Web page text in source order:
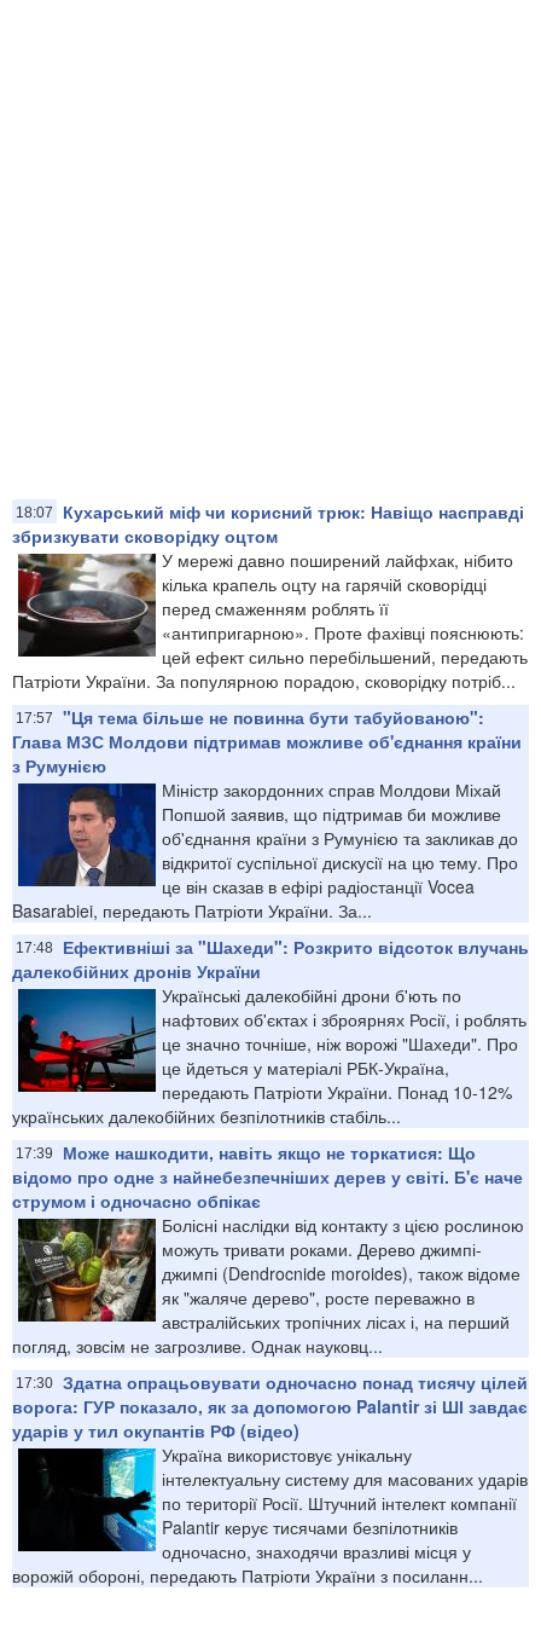
18:07
Кухарський міф чи корисний трюк: Навіщо насправді
збризкувати сковорідку оцтом
У мережі давно поширений лайфхак, нібито
кілька крапель оцту на гарячій сковорідці
перед смаженням роблять її
«антипригарною». Проте фахівці пояснюють:
цей ефект сильно перебільшений, передають
Патріоти України. За популярною порадою, сковорідку потріб...
17:57
"Ця тема більше не повинна бути табуйованою":
Глава МЗС Молдови підтримав можливе об'єднання країни
з Румунією
Міністр закордонних справ Молдови Міхай
Попшой заявив, що підтримав би можливе
об'єднання країни з Румунією та закликав до
відкритої суспільної дискусії на цю тему. Про
це він сказав в ефірі радіостанції Vocea
Basarabiei, передають Патріоти України. За...
17:48
Ефективніші за "Шахеди": Розкрито відсоток влучань
далекобійних дронів України
Українські далекобійні дрони б'ють по
нафтових об'єктах і зброярнях Росії, і роблять
це значно точніше, ніж ворожі "Шахеди". Про
це йдеться у матеріалі РБК-Україна,
передають Патріоти України. Понад 10-12%
українських далекобійних безпілотників стабіль...
17:39
Може нашкодити, навіть якщо не торкатися: Що
відомо про одне з найнебезпечніших дерев у світі. Б'є наче
струмом і одночасно обпікає
Болісні наслідки від контакту з цією рослиною
можуть тривати роками. Дерево джимпі-
джимпі (Dendrocnide moroides), також відоме
як "жаляче дерево", росте переважно в
австралійських тропічних лісах і, на перший
погляд, зовсім не загрозливе. Однак науковц...
17:30 Здатна опрацьовувати одночасно понад тисячу цілей
ворога: ГУР показало, як за допомогою Palantir зі ШІ завдає
ударів у тил окупантів РФ (відео)
Україна використовує унікальну
інтелектуальну систему для масованих ударів
по території Росії. Штучний інтелект компанії
Palantir керує тисячами безпілотників
одночасно, знаходячи вразливі місця у
ворожій обороні, передають Патріоти України з посиланн...